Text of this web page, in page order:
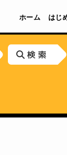
ホーム はじ
検 索